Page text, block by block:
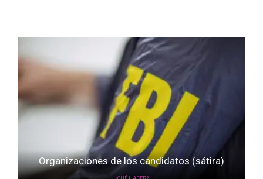
Organizaciones de los candidatos (sátira)